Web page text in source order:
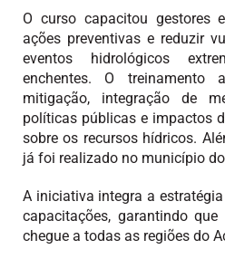
O curso capacitou gestores
ações preventivas e reduzir
eventos hidrológicos
enchentes. O treinamento
mitigação, integração de
políticas públicas e impactos
sobre os recursos hídricos.
já foi realizado no município
A iniciativa integra a
capacitações, garantindo
chegue a todas as regiões do